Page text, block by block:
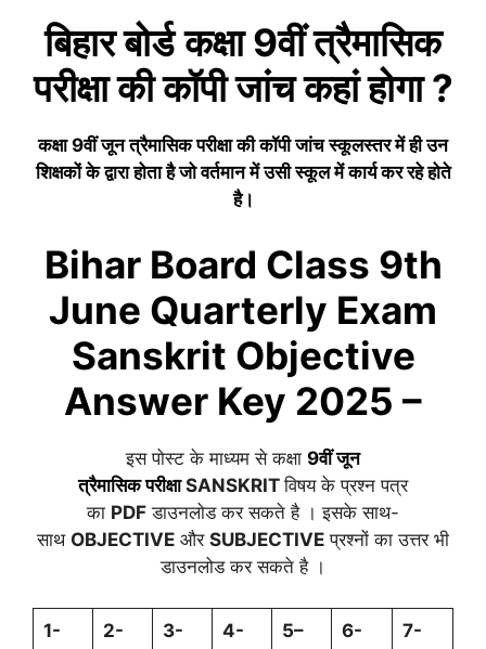
बिहार बोर्ड कक्षा 9वींत्रैमासिक
परीक्षा की कॉपी जांच कहां होगा ?
कक्षा 9वीं जून त्रैमासिकपरीक्षा की कॉपी जांच स्कूलस्तर में ही उन
शिक्षकों के द्वारा होता है जो वर्तमान में उसी स्कूल में कार्य कर रहे होते
है।
Bihar Board Class 9th
June Quarterly Exam
Sanskrit Objective
Answer Key 2025 –
इस पोस्ट के माध्यम से कक्षा 9वींजून
त्रैमासिकपरीक्षाSANSKRITविषय के प्रश्न पत्र
का PDF डाउनलोड कर सकते है । इसके साथ-
साथ OBJECTIVE और SUBJECTIVE प्रश्नों का उत्तर भी
डाउनलोड कर सकते है ।
1- 2- 3- 4- 5– 6- 7-